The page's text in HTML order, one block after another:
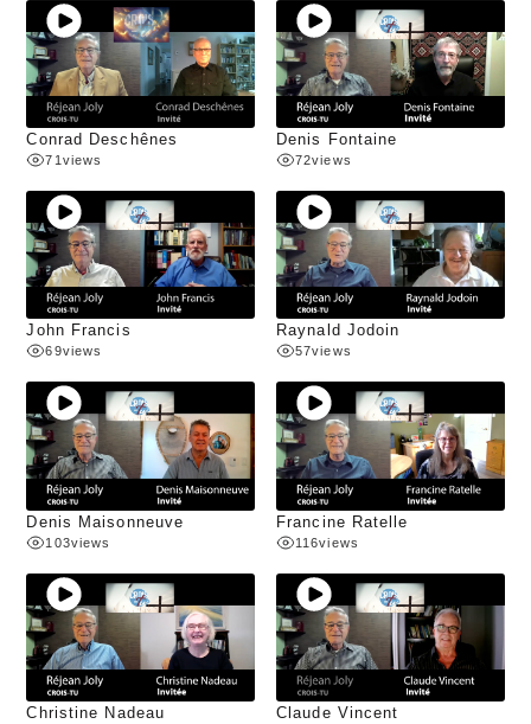
Conrad Deschênes
71 views
Denis Fontaine
72views
John Francis
69views
Raynald Jodoin
57views
Denis Maisonneuve
103views
Francine Ratelle
116views
Christine Nadeau Claude Vincent